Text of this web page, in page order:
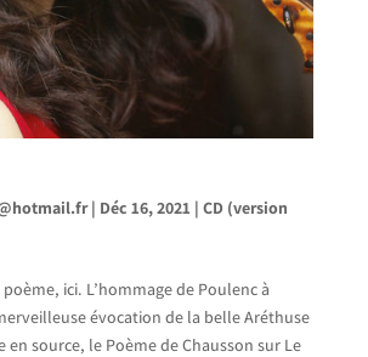
| Déc 16, 2021 | CD (version
ici. L’hommage de Poulenc à
évocation de la belle Aréthuse
en source, le Poème de Chausson sur Le